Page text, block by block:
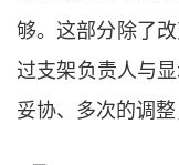
够。 这部分除了
过支架负责人与
妥协、 多次的调整